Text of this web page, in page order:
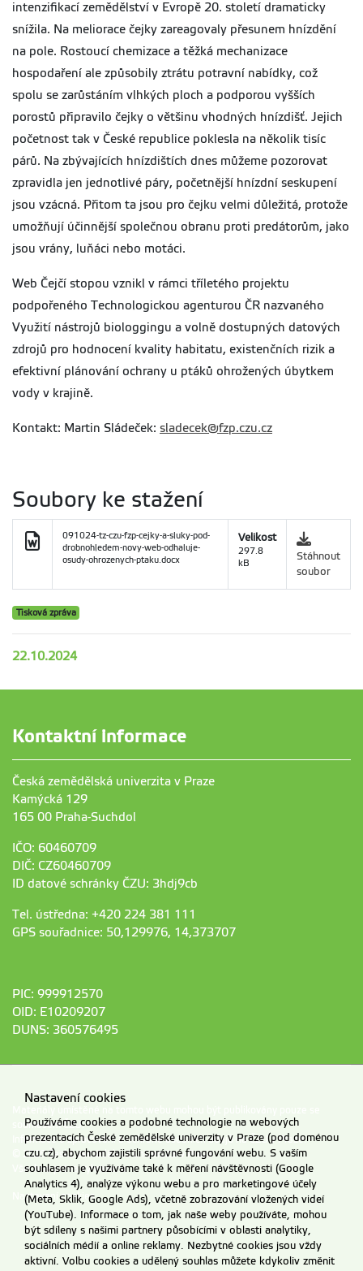
intenzifikací zemědělství v Evropě 20. století dramaticky
snížila. Na meliorace čejky zareagovaly přesunem hnízdění
na pole. Rostoucí chemizace a těžká mechanizace
hospodaření ale způsobily ztrátu potravní nabídky, což
spolu se zarůstáním vlhkých ploch a podporou vyšších
porostů připravilo čejky o většinu vhodných hnízdišť. Jejich
početnost tak v České republice poklesla na několik tisíc
párů. Na zbývajících hnízdištích dnes můžeme pozorovat
zpravidla jen jednotlivé páry, početnější hnízdní seskupení
jsou vzácná. Přitom ta jsou pro čejku velmi důležitá, protože
umožňují účinnější společnou obranu proti predátorům, jako
jsou vrány, luňáci nebo motáci.
Web Čejčí stopou vznikl v rámci tříletého projektu
podpořeného Technologickou agenturou ČR nazvaného
Využití nástrojů biologgingu a volně dostupných datových
zdrojů pro hodnocení kvality habitatu, existenčních rizik a
efektivní plánování ochrany u ptáků ohrožených úbytkem
vody v krajině.
Kontakt: Martin Sládeček: sladecek@fzp.czu.cz
Soubory ke stažení
091024-tz-czu-fzp-cejky-a-sluky-pod-
drobnohledem-novy-web-odhaluje-
osudy-ohrozenych-ptaku.docx
Velikost
297.8
kB
Stáhnout
soubor
Tisková zpráva
22.10.2024
Kontaktní informace
Česká zemědělská univerzita v Praze
Kamýcká 129
165 00 Praha-Suchdol
IČO: 60460709
DIČ: CZ60460709
ID datové schránky ČZU: 3hdj9cb
Tel. ústředna: +420 224 381 111
GPS souřadnice: 50,129976, 14,373707
PIC: 999912570
OID: E10209207
DUNS: 360576495
souhlasem ČZU.
Informace o zpracování a ochraně osobních údajů na ČZU v Praze.
© 2026 Česká zemědělská univerzita v Praze
Všechna práva vyhrazena
Nastavení cookies
Nastavení cookies
Používáme cookies a podobné technologie na webových
prezentacích České zemědělské univerzity v Praze (pod doménou
czu.cz), abychom zajistili správné fungování webu. S vaším
souhlasem je využíváme také k měření návštěvnosti (Google
Analytics 4), analýze výkonu webu a pro marketingové účely
(Meta, Sklik, Google Ads), včetně zobrazování vložených videí
(YouTube). Informace o tom, jak naše weby používáte, mohou
být sdíleny s našimi partnery působícími v oblasti analytiky,
sociálních médií a online reklamy. Nezbytné cookies jsou vždy
aktivní. Volbu cookies a udělený souhlas můžete kdykoliv změnit